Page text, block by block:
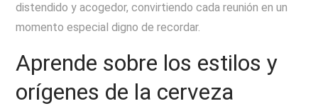
distendido y acogedor, convirtiendo cada reunión en un
momento especial digno de recordar.
Aprende sobre los estilos y
orígenes de la cerveza